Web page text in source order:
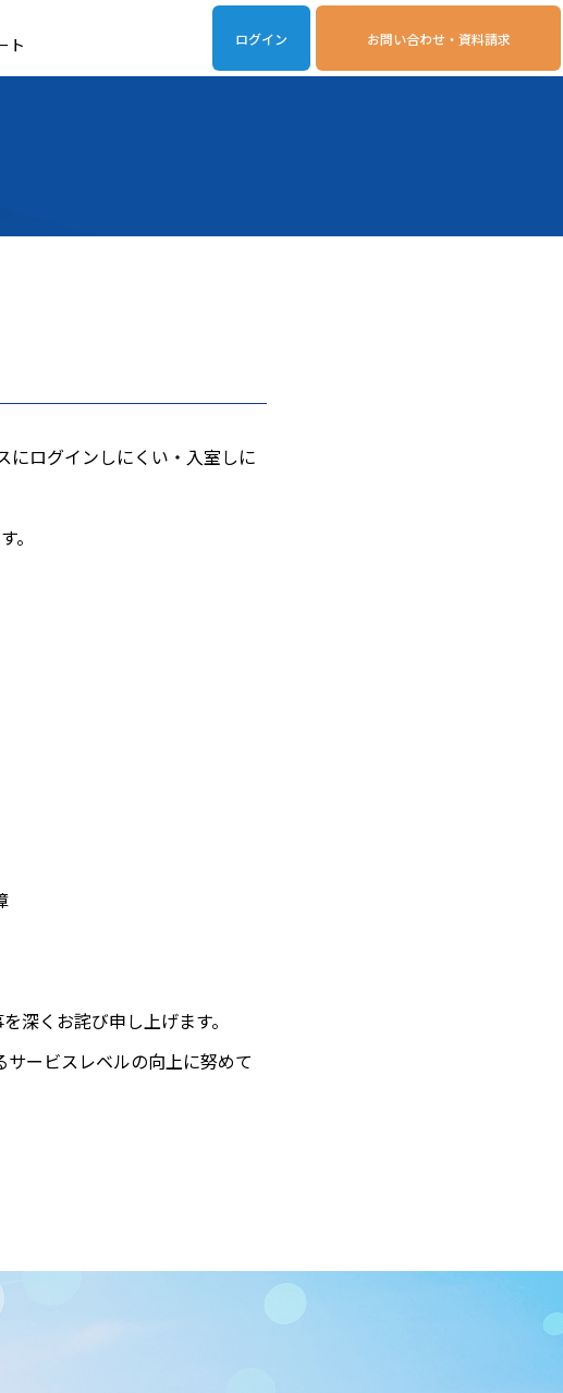
ログイン お問い合わせ・資料請求
ト
にログインしにくい・入室しに
。
深くお詫び申し上げます。
ービスレベルの向上に努めて